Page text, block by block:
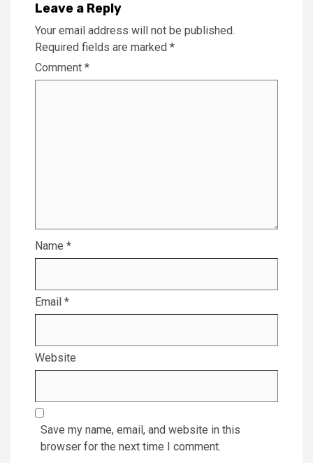
Leave a Reply
Your email address will not be published.
Required fields are marked *
Comment *
Name *
Email *
Website
Save my name, email, and website in this
browser for the next time I comment.